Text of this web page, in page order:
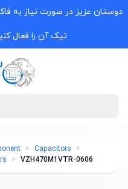
دوستان عزیز در صورت نیاز به
تیک آن را فعال
Capacitors
VZH470M1VTR-0606